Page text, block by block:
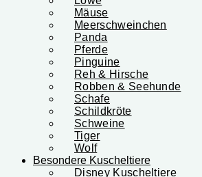
Mäuse
Meerschweinchen
Panda
Pferde
Pinguine
Reh & Hirsche
Robben & Seehunde
Schafe
Schildkröte
Schweine
Tiger
Wolf
Besondere Kuscheltiere
Disney Kuscheltiere